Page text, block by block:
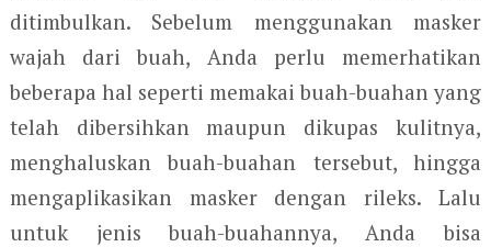
ditimbulkan. Sebelum menggunakan masker
wajah dari buah, Anda perlu memerhatikan
beberapa hal seperti memakai buah-buahan yang
telah dibersihkan maupun dikupas kulitnya,
menghaluskan buah-buahan tersebut, hingga
mengaplikasikan masker dengan rileks. Lalu
untuk jenis buah-buahannya, Anda bisa